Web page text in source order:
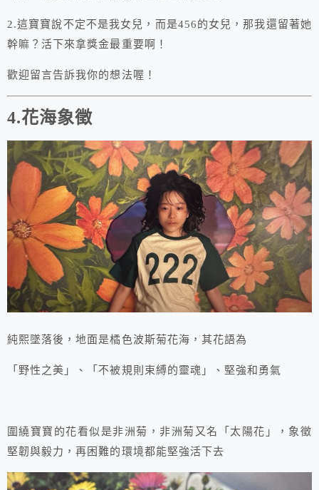
2.這寶寶說不定不是我女兒，而是456的女兒，那我還留著她
幹嘛？活下來拿獎金最重要啊！
歡迎留言告訴我你的想法喔！
4.花海象徵
純熙墜落後，地面是橘色波斯菊花海，其花語為
「野性之美」、「不被規則束縛的靈魂」、堅強和勇氣
圍繞寶寶的花看似是非洲菊，非洲菊又名「太陽花」，象徵
堅韌與毅力，再困難的環境都能堅強活下去